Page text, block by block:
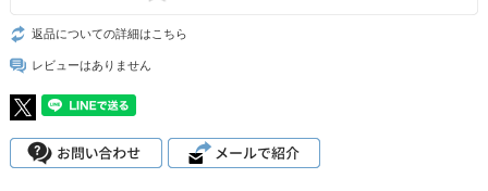
返品についての詳細はこちら
レビューはありません